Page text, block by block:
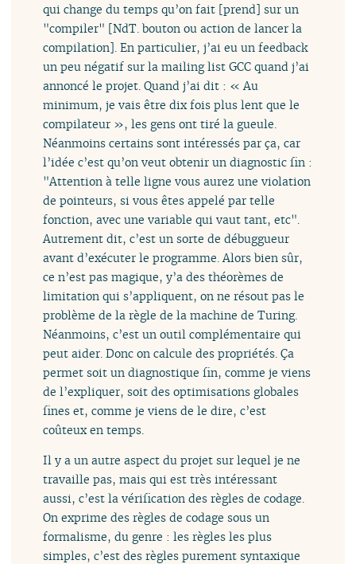
qui change du temps qu’on fait [prend] sur un
"compiler" [NdT. bouton ou action de lancer la
compilation]. En particulier, j’ai eu un feedback
un peu négatif sur la mailing list GCC quand j’ai
annoncé le projet. Quand j’ai dit : « Au
minimum, je vais être dix fois plus lent que le
compilateur », les gens ont tiré la gueule.
Néanmoins certains sont intéressés par ça, car
l’idée c’est qu’on veut obtenir un diagnostic fin :
"Attention à telle ligne vous aurez une violation
de pointeurs, si vous êtes appelé par telle
fonction, avec une variable qui vaut tant, etc".
Autrement dit, c’est un sorte de débuggueur
avant d’exécuter le programme. Alors bien sûr,
ce n’est pas magique, y’a des théorèmes de
limitation qui s’appliquent, on ne résout pas le
problème de la règle de la machine de Turing.
Néanmoins, c’est un outil complémentaire qui
peut aider. Donc on calcule des propriétés. Ça
permet soit un diagnostique fin, comme je viens
de l’expliquer, soit des optimisations globales
fines et, comme je viens de le dire, c’est
coûteux en temps.
Il y a un autre aspect du projet sur lequel je ne
travaille pas, mais qui est très intéressant
aussi, c’est la vérification des règles de codage.
On exprime des règles de codage sous un
formalisme, du genre : les règles les plus
simples, c’est des règles purement syntaxique